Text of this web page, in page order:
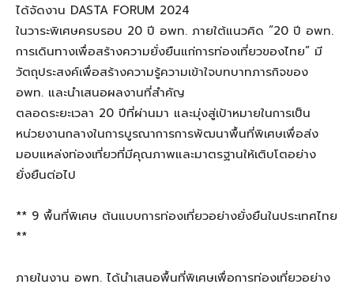
ได้จัดงาน DASTA FORUM 2024
ในวาระพิเศษครบรอบ 20 ปี อพท. ภายใต้แนวคิด “20 ปี อพท.
การเดินทางเพื่อสร้างความยั่งยืนแก่การท่องเที่ยวของไทย” มี
วัตถุประสงค์เพื่อสร้างความรู้ความเข้าใจบทบาทภารกิจของ
อพท. และนำเสนอผลงานที่สำคัญ
ตลอดระยะเวลา 20 ปีที่ผ่านมา และมุ่งสู่เป้าหมายในการเป็น
หน่วยงานกลางในการบูรณาการการพัฒนาพื้นที่พิเศษเพื่อส่ง
มอบแหล่งท่องเที่ยวที่มีคุณภาพและมาตรฐานให้เติบโตอย่าง
ยั่งยืนต่อไป
** 9 พื้นที่พิเศษ ต้นแบบการท่องเที่ยวอย่างยั่งยืนในประเทศไทย
**
ภายในงาน อพท. ได้นำเสนอพื้นที่พิเศษเพื่อการท่องเที่ยวอย่าง